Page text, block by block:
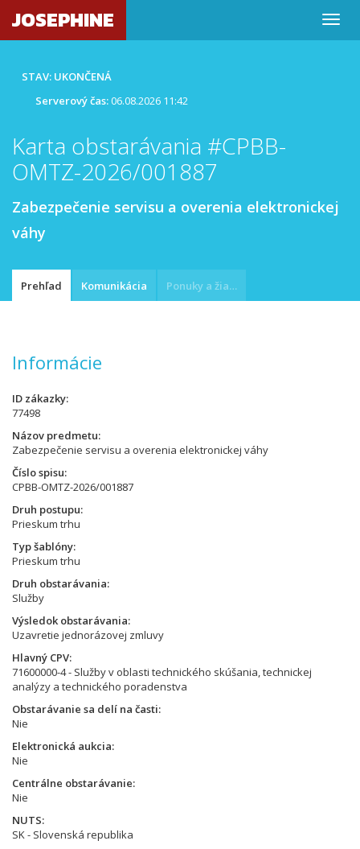
JOSEPHINE
STAV: UKONČENÁ
Serverový čas:06.08.2026 11:42
Karta obstarávania #CPBB-
OMTZ-2026/001887
Zabezpečenie servisu a overenia elektronickej
váhy
Prehľad Komunikácia Ponuky a žiadosti
Informácie
ID zákazky
77498
Názov predmetu
Zabezpečenie servisu a overenia elektronickej váhy
Číslo spisu
CPBB-OMTZ-2026/001887
Druh postupu
Prieskum trhu
Typ šablóny
Prieskum trhu
Druh obstarávania
Služby
Výsledok obstarávania
Uzavretie jednorázovej zmluvy
Hlavný CPV
71600000-4 - Služby v oblasti technického skúšania, technickej
analýzy a technického poradenstva
Obstarávanie sa delí na časti
Nie
Elektronická aukcia
Nie
Centrálne obstarávanie
Nie
NUTS
SK - Slovenská republika